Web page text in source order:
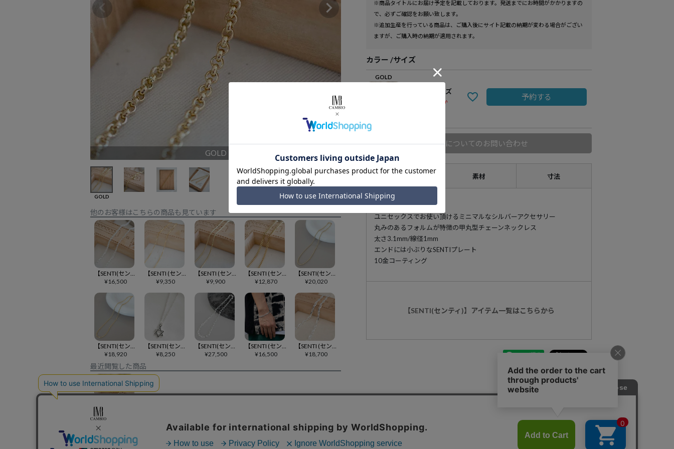
GOLD
GOLD
他のお客様はこちらの商品も見ています
【SENTI(センティ)】【予約販売ご注文から1ヶ月後出荷】 KOUMARU CHAIN チェーンネックレス(4013)
¥16,500
【SENTI (センティ)】【予約販売ご注文から1ヶ月後出荷】 VENETIAN CHAIN チェーンネックレス(4016)
¥9,350
【SENTI (センティ)】【予約販売ご注文から1ヶ月後出荷】 FOXTAIL ROUND CHAIN チェーンネックレス(4017)
¥9,900
【SENTI (センティ)】【予約販売ご注文から1ヶ月後出荷】 KIHEI 26 CHAIN チェーンネックレス(4019)
¥12,870
【SENTI(センティ)】【予約販売ご注文から1ヶ月後出荷】OVAL CHAIN GD ネックレス(4067)
¥20,020
【SENTI(センティ)】【予約販売ご注文から1ヶ月後出荷】 PUFFED MARINA CHAIN GD ネックレス(4057)
¥18,920
【SENTI(センティ)】【予約販売ご注文から1ヶ月後出荷】 MICRO CHARM HEXAGRAM SV ネックレス(4074)
¥8,250
【SENTI(センティ)】【予約販売ご注文から1ヶ月後出荷】THICK AZUKI CHAIN SV ネックレス(4064)
¥27,500
【SENTI (センティ)】【予約販売ご注文から1ヶ月後出荷】 CUT KIHEI BR チェーンブレスレット(4033)
¥16,500
【SENTI (センティ)】【予約販売ご注文から1ヶ月後出荷】 CUT RORO MARINA CHAIN チェーンネックレス(4054)
¥18,700
最近閲覧した商品
¥17,820
※商品タイトルにお届け予定を記載しております。発送までにお時間がかかりますの
で、必ずご確認をお願い致します。
※追加生産を行っている商品は、ご購入後にサイト記載の納期が変わる場合がござい
ますが、ご購入時の納期が適用されます。
カラー サイズ
GOLD
Freeサイズ
残りわずか
予約する
商品についてのお問い合わせ
素材 寸法
ユニセックスでお使い頂けるミニマルなシルバーアクセサリー
丸みのあるフォルムが特徴の甲丸型チェーンネックレス
太さ3.1mm/線径1mm
エンドには小ぶりなSENTIプレート
10金コーティング
【SENTI(センティ)】アイテム一覧はこちらから